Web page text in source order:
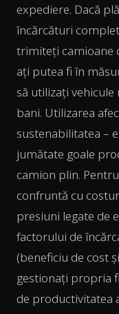
expediere. Dacă
încărcături
trimiteți camioane
ați putea fi în
să utilizați
bani. Utilizarea
sustenabilitatea –
jumătate goale
camion plin.
confruntă cu
presiuni legate de
factorului de
(beneficiu de cost
gestionați propria
de productivitatea